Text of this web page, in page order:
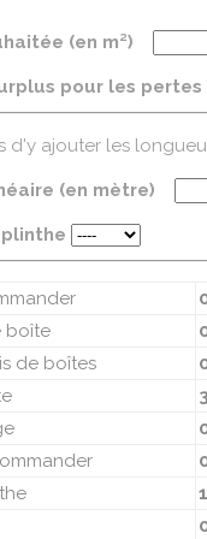
(en m²)
pour les pertes
d'y ajouter les
(en mètre)
boîte
de boîtes